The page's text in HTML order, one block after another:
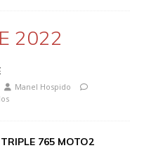
2022
Manel Hospido
765 MOTO2